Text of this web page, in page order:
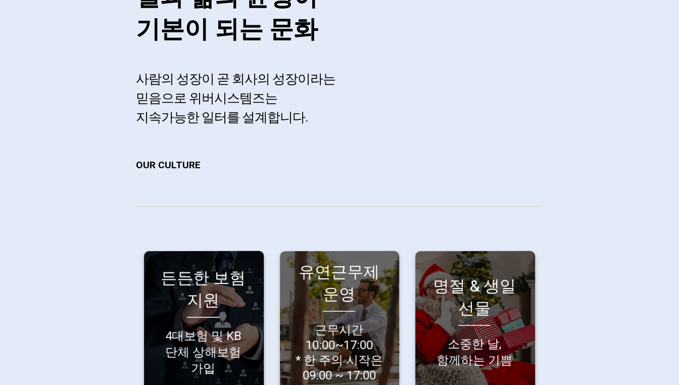
기본이 되는 문화
사람의 성장이 곧 회사의 성장이라는
믿음으로 위버시스템즈는
지속가능한 일터를 설계합니다.
OUR CULTURE
든든한 보험
지원
4대보험 및 KB
단체 상해보험
가입
4대보험은 기본!
예상치 못한
상황에도
대비할 수
있도록 KB 단체
상해보험까지
함께 가입해요.
유연근무제
운영
근무시간
10:00~17:00
* 한 주의 시작은
09:00 ~ 17:00
당신의
라이프스타일을
존중합니다.
기본
근무시간은
10:00~17:00
한 주의 시작은
09:00~17:00로
출발!
명절 & 생일
선물
소중한 날,
함께하는 기쁨
특별한 날,
함께하는 행복.
소중한 당신의
기념일을
회사가 함께
축하합니다.